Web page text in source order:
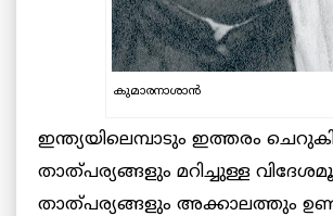
കുമാരനാശാന്‍
ഇന്ത്യയിലെമ്പാടും ഇത്തരം
താത്പര്യങ്ങളും മറിച്ചുള്ള
താത്പര്യങ്ങളും അക്കാലത്തും